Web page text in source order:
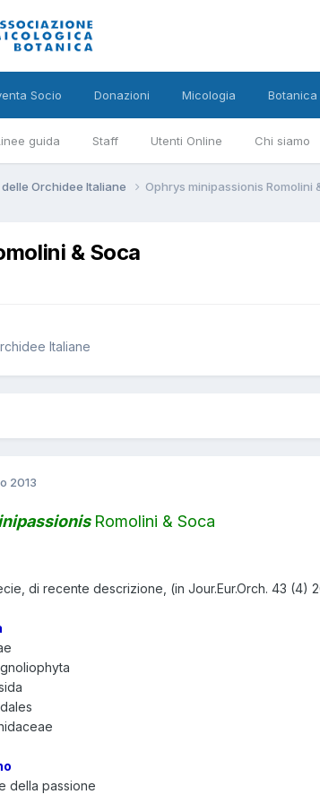
guida Staff Utenti Online Chi siamo
Socio Donazioni Micologia Botanica
Orchidee Italiane Ophrys minipassionis Romolini
& Soca
Italiane
2013
Romolini & Soca
di recente descrizione, (in Jour.Eur.Orch. 43 (4)
della passione